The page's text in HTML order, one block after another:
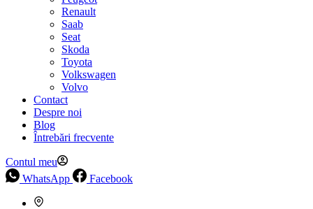
Renault
Saab
Seat
Skoda
Toyota
Volkswagen
Volvo
Contact
Despre noi
Blog
Întrebări frecvente
Contul meu
WhatsApp
Facebook